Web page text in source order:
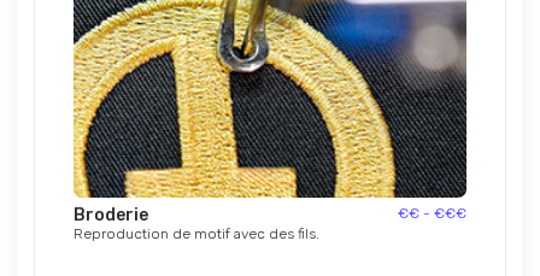
Broderie
€€ - €€€
Reproduction de motif avec des fils.